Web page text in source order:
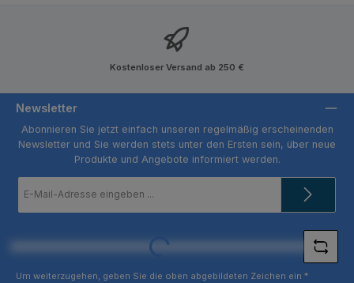
Kostenloser Versand ab 250 €
Newsletter
Abonnieren Sie jetzt einfach unseren regelmäßig erscheinenden
Newsletter und Sie werden stets unter den Ersten sein, über neue
Produkte und Angebote informiert werden.
Mail-
Loading...
Um weiterzugehen, geben Sie die oben abgebildeten Zeichen ein *